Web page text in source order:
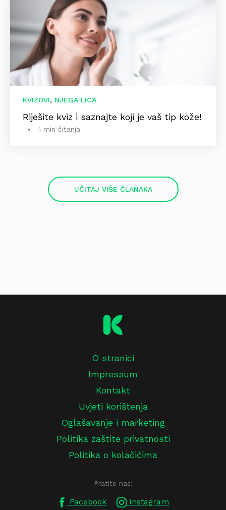
KVIZOVI, NJEGA LICA
Riješite kviz i saznajte koji je vaš tip kože!
1 min čitanja
UČITAJ VIŠE ČLANAKA
O stranici
Impressum
Kontakt
Uvjeti korištenja
Oglašavanje i marketing
Politika zaštite privatnosti
Politika o kolačićima
Pratite nas:
Facebook Instagram